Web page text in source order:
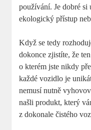
používání. Je dobré
ekologický přístup
Když se tedy
dokonce zjistíte, že
o kterém jste nikdy
každé vozidlo je
nemusí nutně
našli produkt, který
z dokonale čistého